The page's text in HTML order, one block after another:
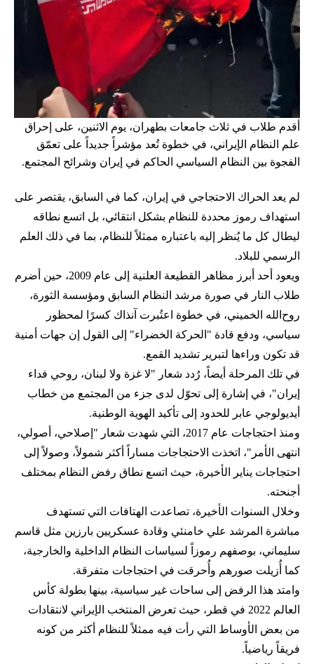
أقدم طلاب في ثلاث جامعات بطهران، يوم الاثنين، على إحراق
علم النظام الإيراني، في خطوة تُعد مؤشراً جديداً على تعمّق
الفجوة بين النظام السياسي الحاكم في إيران وشرائح المجتمع.
لم يعد الحراك الاحتجاجي في إيران، كما في السابق، يقتصر على
استهداف رموز محددة للنظام بشكل انتقائي، بل اتسع نطاقه
ليطال كل ما يُنظر إليه باعتباره ممثلاً للنظام، بما في ذلك العلم
الرسمي للبلاد.
ويعود أحد أبرز مظاهر القطيعة العلنية إلى عام 2009، حين أضرم
طلاب النار في صورة مرشد النظام السابق ومؤسسة الثورة،
روح‌الله الخميني، في خطوة اعتُبرت آنذاك كسرًا لمحظور
سياسي، ودفع قادة "الحركة الخضراء" إلى القول إن جهات أمنية
قد تكون وراءها لتبرير تشديد القمع.
في تلك المرحلة أيضاً، رُدد شعار "لا غزة ولا لبنان، روحي فداء
إيران"، في إشارة إلى تحوّل لدى جزء من المجتمع من خطاب
أيديولوجي عابر للحدود إلى تأكيد الهوية الوطنية.
ومنذ احتجاجات عام 2017، التي شهدت شعار "إصلاحي، أصولي،
انتهى الأمر"، اتخذت الاحتجاجات مساراً أكثر شمولاً، وصولاً إلى
احتجاجات يناير الأخيرة، حيث اتسع نطاق رفض النظام بمختلف
أجنحته.
وخلال السنوات الأخيرة، تصاعدت الهتافات التي تستهدف
مباشرة المرشد علي خامنئي وقادة عسكريين بارزين مثل قاسم
سليماني، بوصفهم رموزاً لسياسات النظام الداخلية والخارجية،
كما أُزيلت صورهم وأُحرقت في احتجاجات متفرقة.
وامتد هذا الرفض إلى ساحات غير سياسية، بينها بطولة كأس
العالم 2022 في قطر، حيث تعرض المنتخب الإيراني لانتقادات
من بعض الأوساط التي رأت فيه ممثلاً للنظام أكثر من كونه
فريقاً رياضياً.